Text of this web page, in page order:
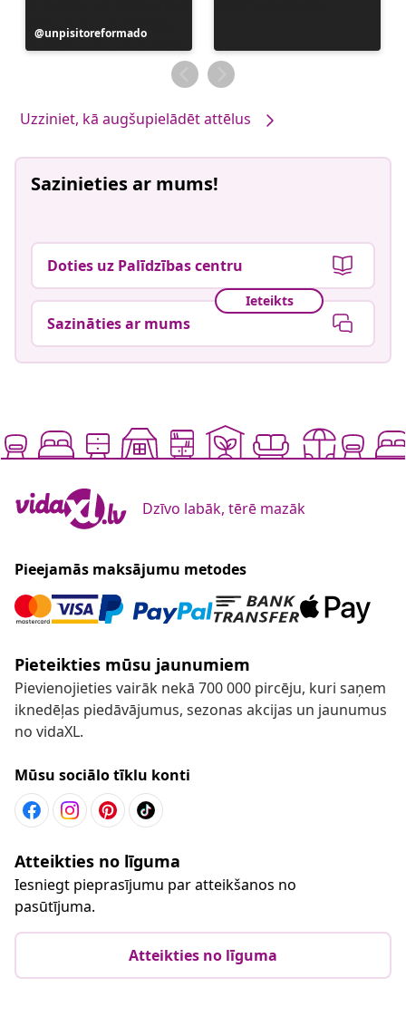
Ierakstu
publicējis
unpisitoreformado
Uzziniet, kā augšupielādēt attēlus
Sazinieties ar mums!
Doties uz Palīdzības centru
Ieteikts
Sazināties ar mums
Dzīvo labāk, tērē mazāk
Pieejamās maksājumu metodes
Pieteikties mūsu jaunumiem
Pievienojieties vairāk nekā 700 000 pircēju, kuri saņem
iknedēļas piedāvājumus, sezonas akcijas un jaunumus
no vidaXL.
Mūsu sociālo tīklu konti
Atteikties no līguma
Iesniegt pieprasījumu par atteikšanos no
pasūtījuma.
Atteikties no līguma